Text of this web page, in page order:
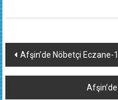
Yazı
dolaşımı
Afşin’de Nöbetçi Eczane-